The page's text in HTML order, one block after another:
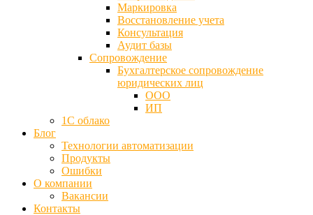
Маркировка
Восстановление учета
Консультация
Аудит базы
Cопровождение
Бухгалтерское сопровождение
юридических лиц
ООО
ИП
1С облако
Блог
Технологии автоматизации
Продукты
Ошибки
О компании
Вакансии
Контакты